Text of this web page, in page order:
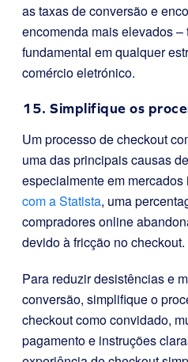
as taxas de conversão e
encomenda mais elevados
fundamental em qualquer
comércio eletrónico.
15. Simplifique os
Um processo de checkout
uma das principais causas
especialmente em
com a Statista, uma
compradores online
devido à fricção no checkout.
Para reduzir desistências e
conversão, simplifique o
checkout como convidado,
pagamento e instruções